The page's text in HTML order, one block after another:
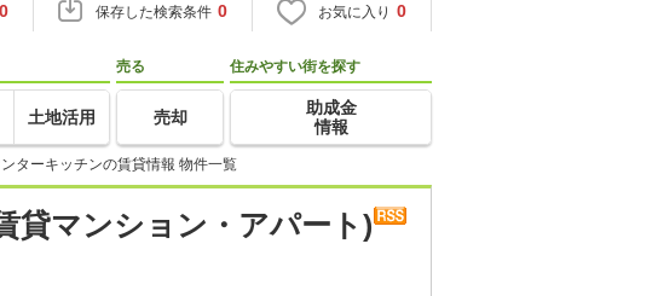
0 保存した検索条件 0 お気に入り 0
土地活用
売る
売却
住みやすい街を探す
助成金
情報
ターキッチンの賃貸情報 物件一覧
貸マンション・アパート)